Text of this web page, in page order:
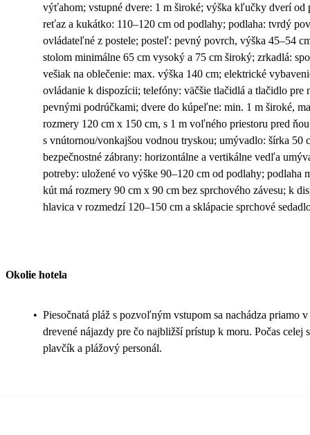
výťahom; vstupné dvere: 1 m široké; výška kľučky dverí od
reťaz a kukátko: 110–120 cm od podlahy; podlaha: tvrdý
ovládateľné z postele; posteľ: pevný povrch, výška 45–54
stolom minimálne 65 cm vysoký a 75 cm široký; zrkadlá:
vešiak na oblečenie: max. výška 140 cm; elektrické
ovládanie k dispozícii; telefóny: väčšie tlačidlá a tlačidlo pre
pevnými podrúčkami; dvere do kúpeľne: min. 1 m široké,
rozmery 120 cm x 150 cm, s 1 m voľného priestoru pred
s vnútornou/vonkajšou vodnou tryskou; umývadlo: šírka 50
bezpečnostné zábrany: horizontálne a vertikálne vedľa
potreby: uložené vo výške 90–120 cm od podlahy; podlaha
kút má rozmery 90 cm x 90 cm bez sprchového závesu; k
hlavica v rozmedzí 120–150 cm a sklápacie sprchové
Okolie hotela
• Piesočnatá pláž s pozvoľným vstupom sa nachádza priamo
drevené nájazdy pre čo najbližší prístup k moru. Počas
plavčík a plážový personál.